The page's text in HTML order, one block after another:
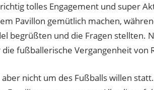
tolles Engagement und super
Pavillon gemütlich machen,
begrüßten und die Fragen stellten.
die fußballerische Vergangenheit von
aber nicht um des Fußballs willen